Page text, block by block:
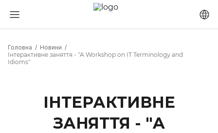
Головна
Новини
Інтерактивне заняття - "A Workshop on IT Terminology and
Idioms"
ІНТЕРАКТИВНЕ
ЗАНЯТТЯ - "A